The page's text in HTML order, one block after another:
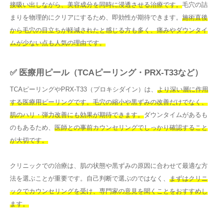
接吸い出しながら、美容成分を同時に浸透させる治療です。毛穴の詰
まりを物理的にクリアにするため、即効性が期待できます。 施術直後
から毛穴の目立ちが軽減されたと感じる方も多く、痛みやダウンタイ
ムが少ない点も人気の理由です。
✅ 医療用ピール（TCAピーリング・PRX-T33など）
TCAピーリングやPRX-T33（プロキシダイン）は、 より深い層に作用
する医療用ピーリングです。毛穴の縮小や黒ずみの改善だけでなく、
肌のハリ・弾力改善にも効果が期待できます。ダウンタイムがあるも
のもあるため、 医師との事前カウンセリングでしっかり確認すること
が大切です。
クリニックでの治療は、肌の状態や黒ずみの原因に合わせて最適な方
法を選ぶことが重要です。自己判断で選ぶのではなく、 まずはクリニ
ックでカウンセリングを受け、専門家の意見を聞くことをおすすめし
ます。